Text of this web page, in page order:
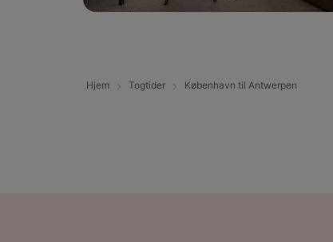
Hjem Togtider København til Antwerpen